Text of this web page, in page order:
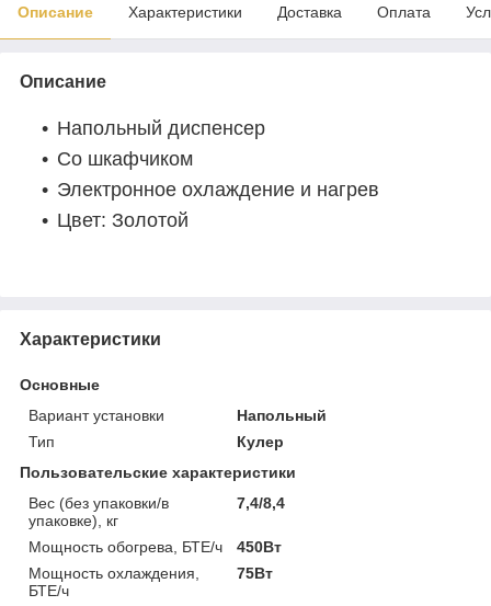
Описание Характеристики Доставка Оплата
Описание
Напольный диспенсер
Со шкафчиком
Электронное охлаждение и нагрев
Цвет: Золотой
Характеристики
Основные
Вариант установки
Напольный
Тип
Кулер
Пользовательские характеристики
Вес (без упаковки/в
упаковке), кг
7,4/8,4
Мощность обогрева, БТЕ/ч
450Вт
Мощность охлаждения,
БТЕ/ч
75Вт